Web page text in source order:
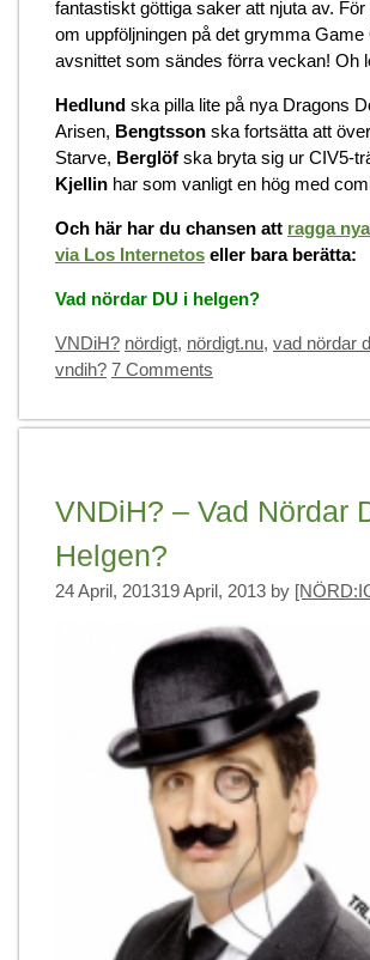
fantastiskt göttiga saker att njuta av. För
om uppföljningen på det grymma Game
avsnittet som sändes förra veckan! Oh
Hedlund ska pilla lite på nya Dragons
Arisen, Bengtsson ska fortsätta att
Starve, Berglöf ska bryta sig ur CIV5-
Kjellin har som vanligt en hög med
Och här har du chansen att ragga
via Los Internetos eller bara berätta:
Vad nördar DU i helgen?
Categories
VNDiH? Tags
nördigt, nördigt.nu, vad nördar
vndih? 7 Comments
VNDiH? – Vad Nördar
Helgen?
24 April, 201319 April, 2013 by